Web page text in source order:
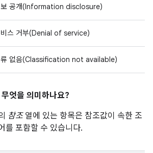
보 공개(Information disclosure)
스 거부(Denial of service)
없음(Classification not available)
엇을 의미하나요?
참조열에 있는 항목은 참조값이 속한 조
를 포함할 수 있습니다.